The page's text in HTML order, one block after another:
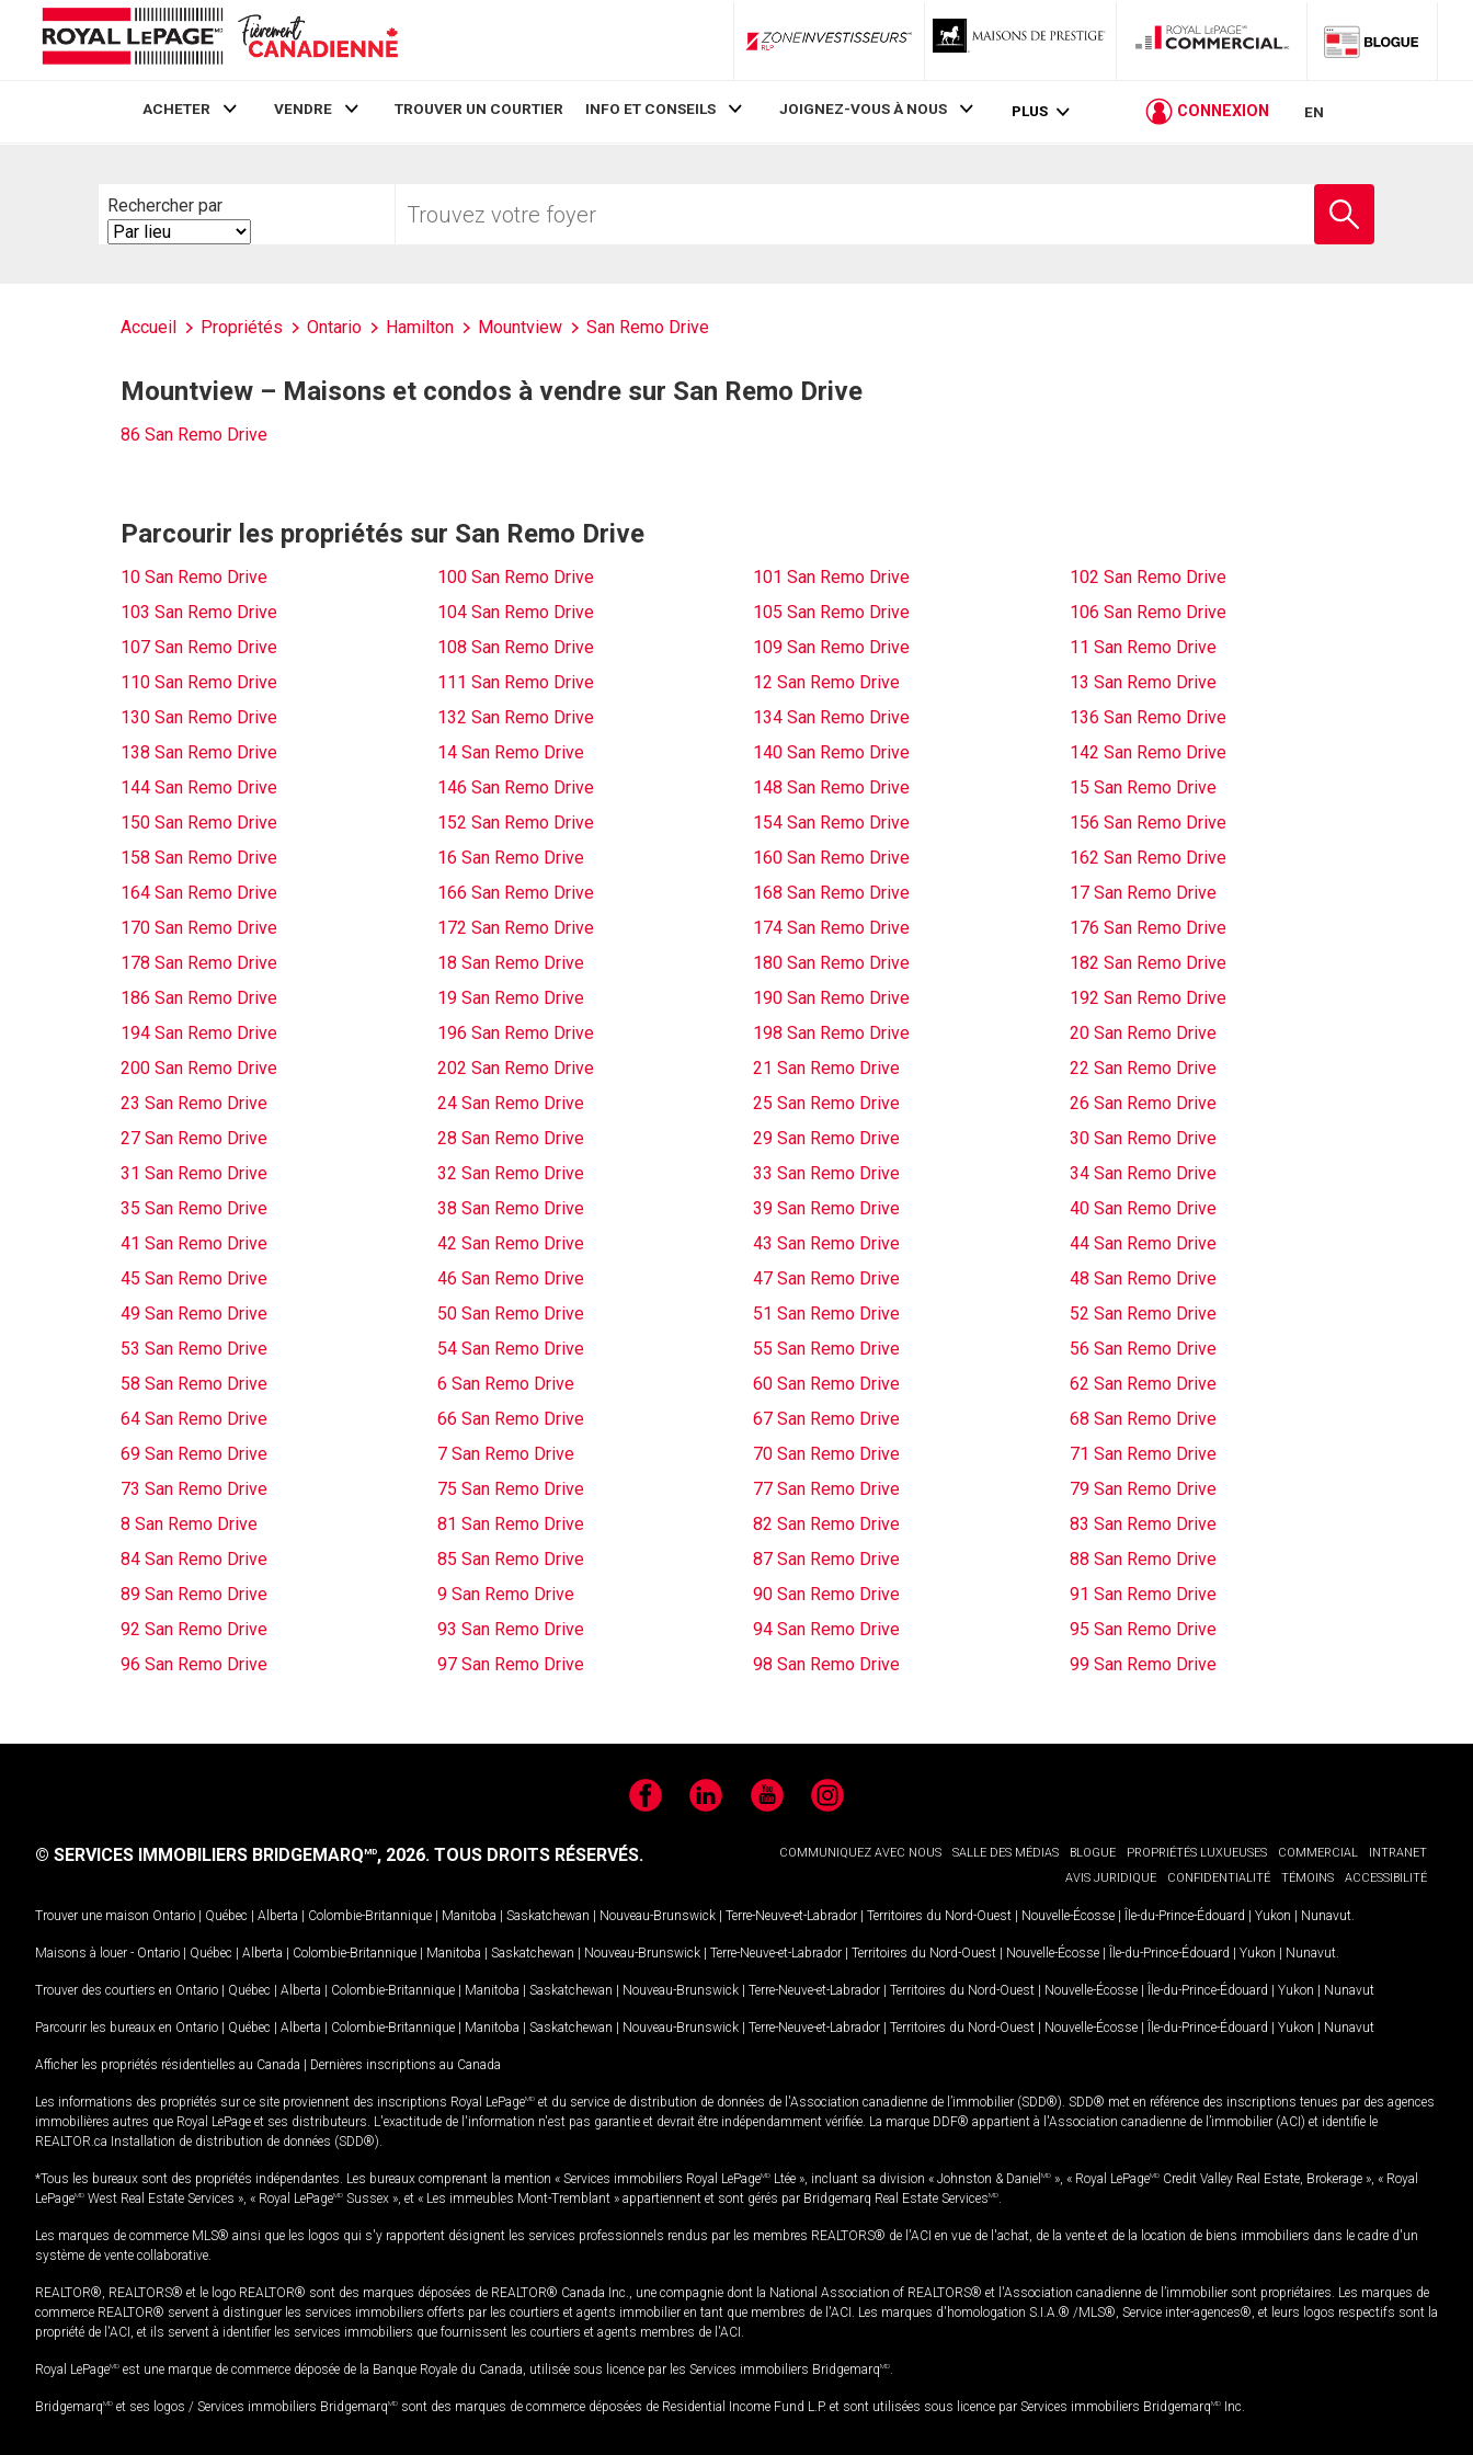
ZoneInvestisseurs RLP
ACHETER VENDRE TROUVER UN COURTIER INFO ET CONSEILS JOIGNEZ-VOUS À NOUS PLUS CONNEXION EN
Rechercher par
Search
By
votre
Accueil Propriétés Ontario Hamilton Mountview San Remo Drive
Mountview – Maisons et condos à vendre sur San Remo Drive
86 San Remo Drive
Parcourir les propriétés sur San Remo Drive
10 San Remo Drive 100 San Remo Drive 101 San Remo Drive
102 San Remo Drive
103 San Remo Drive
104 San Remo Drive 105 San Remo Drive
106 San Remo Drive
107 San Remo Drive
108 San Remo Drive 109 San Remo Drive
11 San Remo Drive
110 San Remo Drive
111 San Remo Drive 12 San Remo Drive
13 San Remo Drive
130 San Remo Drive
132 San Remo Drive 134 San Remo Drive
136 San Remo Drive
138 San Remo Drive
14 San Remo Drive 140 San Remo Drive
142 San Remo Drive
144 San Remo Drive
146 San Remo Drive 148 San Remo Drive
15 San Remo Drive
150 San Remo Drive
152 San Remo Drive 154 San Remo Drive
156 San Remo Drive
158 San Remo Drive
16 San Remo Drive 160 San Remo Drive
162 San Remo Drive
164 San Remo Drive
166 San Remo Drive 168 San Remo Drive
17 San Remo Drive
170 San Remo Drive
172 San Remo Drive 174 San Remo Drive
176 San Remo Drive
178 San Remo Drive
18 San Remo Drive 180 San Remo Drive
182 San Remo Drive
186 San Remo Drive
19 San Remo Drive 190 San Remo Drive
192 San Remo Drive
194 San Remo Drive
196 San Remo Drive 198 San Remo Drive
20 San Remo Drive
200 San Remo Drive
202 San Remo Drive 21 San Remo Drive
22 San Remo Drive
23 San Remo Drive
24 San Remo Drive 25 San Remo Drive
26 San Remo Drive
27 San Remo Drive
28 San Remo Drive 29 San Remo Drive
30 San Remo Drive
31 San Remo Drive
32 San Remo Drive 33 San Remo Drive
34 San Remo Drive
35 San Remo Drive
38 San Remo Drive 39 San Remo Drive
40 San Remo Drive
41 San Remo Drive
42 San Remo Drive 43 San Remo Drive
44 San Remo Drive
45 San Remo Drive
46 San Remo Drive 47 San Remo Drive
48 San Remo Drive
49 San Remo Drive
50 San Remo Drive 51 San Remo Drive
52 San Remo Drive
53 San Remo Drive
54 San Remo Drive 55 San Remo Drive
56 San Remo Drive
58 San Remo Drive
6 San Remo Drive 60 San Remo Drive
62 San Remo Drive
64 San Remo Drive
66 San Remo Drive 67 San Remo Drive
68 San Remo Drive
69 San Remo Drive
7 San Remo Drive 70 San Remo Drive
71 San Remo Drive
73 San Remo Drive
75 San Remo Drive 77 San Remo Drive
79 San Remo Drive
8 San Remo Drive
81 San Remo Drive 82 San Remo Drive
83 San Remo Drive
84 San Remo Drive
85 San Remo Drive 87 San Remo Drive
88 San Remo Drive
89 San Remo Drive
9 San Remo Drive 90 San Remo Drive
91 San Remo Drive
92 San Remo Drive
93 San Remo Drive 94 San Remo Drive
95 San Remo Drive
96 San Remo Drive
97 San Remo Drive 98 San Remo Drive 99 San Remo Drive
FacebookLinkedIn YouTubeInstagram
COMMUNIQUEZ AVEC NOUS SALLE DES MÉDIAS BLOGUE PROPRIÉTÉS LUXUEUSES COMMERCIAL
INTRANET
AVIS JURIDIQUE
CONFIDENTIALITÉ TÉMOINS ACCESSIBILITÉ
© SERVICES IMMOBILIERS BRIDGEMARQMD, 2026. TOUS DROITS RÉSERVÉS.
Trouver une maison Ontario | Québec | Alberta | Colombie-Britannique | Manitoba | Saskatchewan | Nouveau-Brunswick | Terre-Neuve-et-Labrador | Territoires du Nord-Ouest | Nouvelle-Écosse | Île-du-Prince-Édouard | Yukon | Nunavut
Maisons à louer - Ontario | Québec | Alberta | Colombie-Britannique | Manitoba | Saskatchewan | Nouveau-Brunswick | Terre-Neuve-et-Labrador | Territoires du Nord-Ouest | Nouvelle-Écosse | Île-du-Prince-Édouard | Yukon | Nunavut
Trouver des courtiers en Ontario | Québec | Alberta | Colombie-Britannique | Manitoba | Saskatchewan | Nouveau-Brunswick | Terre-Neuve-et-Labrador | Territoires du Nord-Ouest | Nouvelle-Écosse | Île-du-Prince-Édouard | Yukon | Nunavut
Parcourir les bureaux en Ontario | Québec | Alberta | Colombie-Britannique | Manitoba | Saskatchewan | Nouveau-Brunswick | Terre-Neuve-et-Labrador | Territoires du Nord-Ouest | Nouvelle-Écosse | Île-du-Prince-Édouard | Yukon | Nunavut
Afficher les propriétés résidentielles au Canada | Dernières inscriptions au Canada
Les informations des propriétés sur ce site proviennent des inscriptions Royal LePageMD et du service de distribution de données de l'Association canadienne de l’immobilier (SDD®). SDD® met en référence des inscriptions tenues par des agences
immobilières autres que Royal LePage et ses distributeurs. L'exactitude de l'information n'est pas garantie et devrait être indépendamment vérifiée. La marque DDF® appartient à l'Association canadienne de l’immobilier (ACI) et identifie le
REALTOR.ca Installation de distribution de données (SDD®).
*Tous les bureaux sont des propriétés indépendantes. Les bureaux comprenant la mention « Services immobiliers Royal LePageMD Ltée », incluant sa division « Johnston & Daniel MD », « Royal LePageMD Credit Valley Real Estate, Brokerage », « Royal
LePageMD West Real Estate Services », « Royal LePageMD Sussex », et « Les immeubles Mont-Tremblant » appartiennent et sont gérés par Bridgemarq Real Estate ServicesMD
Les marques de commerce MLS® ainsi que les logos qui s'y rapportent désignent les services professionnels rendus par les membres REALTORS® de l'ACI en vue de l'achat, de la vente et de la location de biens immobiliers dans le cadre d'un
système de vente collaborative.
REALTOR®, REALTORS® et le logo REALTOR® sont des marques déposées de REALTOR® Canada Inc., une compagnie dont la National Association of REALTORS® et l'Association canadienne de l’immobilier sont propriétaires. Les marques de
commerce REALTOR® servent à distinguer les services immobiliers offerts par les courtiers et agents immobilier en tant que membres de l'ACI. Les marques d'homologation S.I.A.® /MLS®, Service inter-agences®, et leurs logos respectifs sont la
propriété de l'ACI, et ils servent à identifier les services immobiliers que fournissent les courtiers et agents membres de l'ACI.
Royal LePageMD est une marque de commerce déposée de la Banque Royale du Canada, utilisée sous licence par les Services immobiliers BridgemarqMD
BridgemarqMD et ses logos / Services immobiliers BridgemarqMD sont des marques de commerce déposées de Residential Income Fund L.P. et sont utilisées sous licence par Services immobiliers BridgemarqMD Inc.